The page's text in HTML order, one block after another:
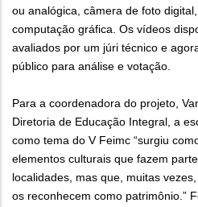
ou analógica, câmera de foto
computação gráfica. Os vídeos
avaliados por um júri técnico e
público para análise e votação.
Para a coordenadora do projeto,
Diretoria de Educação Integral, a
como tema do V Feimc “surgiu
elementos culturais que fazem
localidades, mas que, muitas
os reconhecem como patrimônio.”